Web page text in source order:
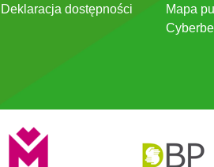
Deklaracja dostępności
Mapa